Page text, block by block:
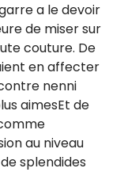
a le devoir
de miser sur
couture. De
en affecter
nenni
aimesEt de
au niveau
splendides